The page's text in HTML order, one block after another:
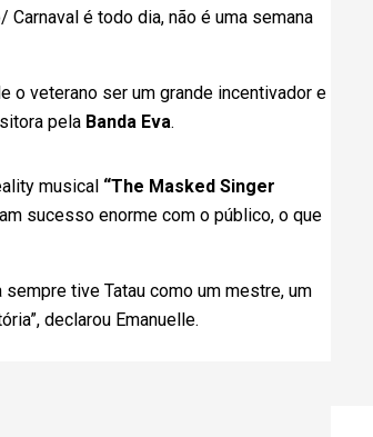
é todo dia, não é uma semana
o veterano ser um grande incentivador e
pela Banda Eva.
musical “The Masked Singer
sucesso enorme com o público, o que
tive Tatau como um mestre, um
declarou Emanuelle.